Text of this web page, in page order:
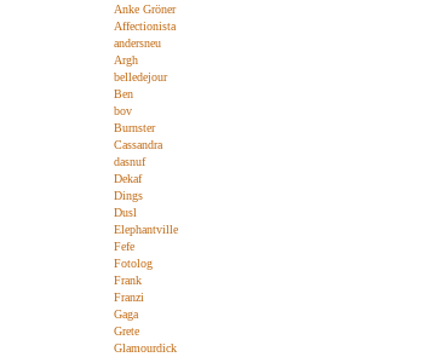
Anke Gröner
Affectionista
andersneu
Argh
belledejour
Ben
bov
Burnster
Cassandra
dasnuf
Dekaf
Dings
Dusl
Elephantville
Fefe
Fotolog
Frank
Franzi
Gaga
Grete
Glamourdick